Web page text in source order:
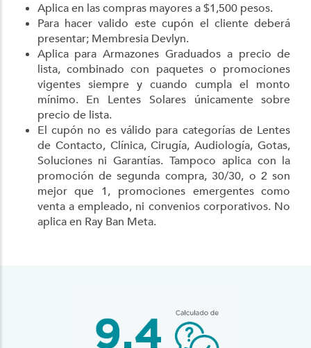
Aplica en las compras mayores a $1,500 pesos.
Para hacer valido este cupón el cliente deberá
presentar; Membresia Devlyn.
Aplica para Armazones Graduados a precio de
lista, combinado con paquetes o promociones
vigentes siempre y cuando cumpla el monto
mínimo. En Lentes Solares únicamente sobre
precio de lista.
El cupón no es válido para categorías de Lentes
de Contacto, Clínica, Cirugía, Audiología, Gotas,
Soluciones ni Garantías. Tampoco aplica con la
promoción de segunda compra, 30/30, o 2 son
mejor que 1, promociones emergentes como
venta a empleado, ni convenios corporativos. No
aplica en Ray Ban Meta.